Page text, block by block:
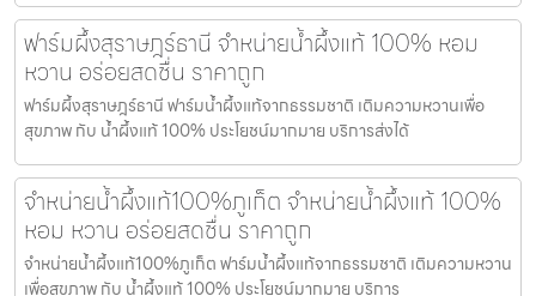
ฟาร์มผึ้งสุราษฎร์ธานี จำหน่ายน้ำผึ้งแท้ 100% หอม
หวาน อร่อยสดชื่น ราคาถูก
ฟาร์มผึ้งสุราษฎร์ธานี ฟาร์มน้ำผึ้งแท้จากธรรมชาติ เติมความหวานเพื่อ
สุขภาพ กับ น้ำผึ้งแท้ 100% ประโยชน์มากมาย บริการส่งได้
จำหน่ายน้ำผึ้งแท้100%ภูเก็ต จำหน่ายน้ำผึ้งแท้ 100%
หอม หวาน อร่อยสดชื่น ราคาถูก
จำหน่ายน้ำผึ้งแท้100%ภูเก็ต ฟาร์มน้ำผึ้งแท้จากธรรมชาติ เติมความหวาน
เพื่อสุขภาพ กับ น้ำผึ้งแท้ 100% ประโยชน์มากมาย บริการ